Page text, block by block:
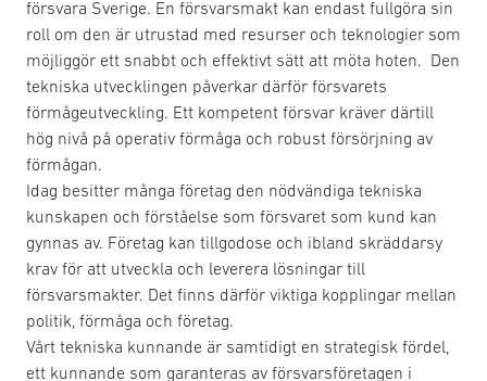
försvara Sverige. En försvarsmakt kan endast fullgöra sin
roll om den är utrustad med resurser och teknologier som
möjliggör ett snabbt och effektivt sätt att möta hoten. Den
tekniska utvecklingen påverkar därför försvarets
förmågeutveckling. Ett kompetent försvar kräver därtill
hög nivå på operativ förmåga och robust försörjning av
förmågan.
Idag besitter många företag den nödvändiga tekniska
kunskapen och förståelse som försvaret som kund kan
gynnas av. Företag kan tillgodose och ibland skräddarsy
krav för att utveckla och leverera lösningar till
försvarsmakter. Det finns därför viktiga kopplingar mellan
politik, förmåga och företag.
Vårt tekniska kunnande är samtidigt en strategisk fördel,
ett kunnande som garanteras av försvarsföretagen i